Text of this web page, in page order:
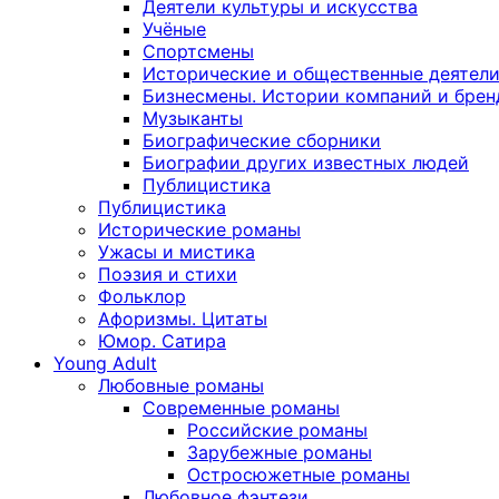
Деятели культуры и искусства
Учёные
Спортсмены
Исторические и общественные деятели
Бизнесмены. Истории компаний и
Музыканты
Биографические сборники
Биографии других известных людей
Публицистика
Публицистика
Исторические романы
Ужасы и мистика
Поэзия и стихи
Фольклор
Афоризмы. Цитаты
Юмор. Сатира
Young Adult
Любовные романы
Современные романы
Российские романы
Зарубежные романы
Остросюжетные романы